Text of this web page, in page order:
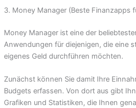
3. Money Manager (Beste Finanzapps
Money Manager ist eine der
Anwendungen für diejenigen, die eine
eigenes Geld durchführen möchten.
Zunächst können Sie damit Ihre
Budgets erfassen. Von dort aus gibt
Grafiken und Statistiken, die Ihnen